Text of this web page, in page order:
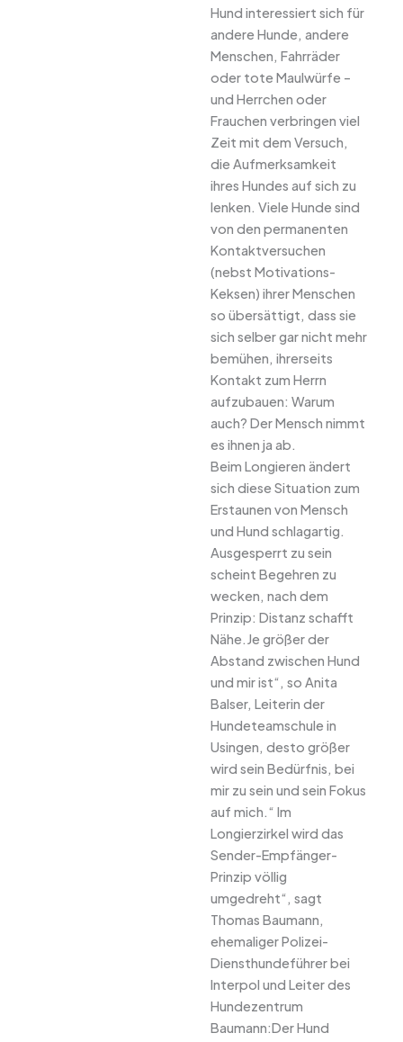
Hund interessiert sich für
andere Hunde, andere
Menschen, Fahrräder
oder tote Maulwürfe –
und Herrchen oder
Frauchen verbringen viel
Zeit mit dem Versuch,
die Aufmerksamkeit
ihres Hundes auf sich zu
lenken. Viele Hunde sind
von den permanenten
Kontaktversuchen
(nebst Motivations-
Keksen) ihrer Menschen
so übersättigt, dass sie
sich selber gar nicht mehr
bemühen, ihrerseits
Kontakt zum Herrn
aufzubauen: Warum
auch? Der Mensch nimmt
es ihnen ja ab.
Beim Longieren ändert
sich diese Situation zum
Erstaunen von Mensch
und Hund schlagartig.
Ausgesperrt zu sein
scheint Begehren zu
wecken, nach dem
Prinzip: Distanz schafft
Nähe.Je größer der
Abstand zwischen Hund
und mir ist“, so Anita
Balser, Leiterin der
Hundeteamschule in
Usingen, desto größer
wird sein Bedürfnis, bei
mir zu sein und sein Fokus
auf mich.“ Im
Longierzirkel wird das
Sender-Empfänger-
Prinzip völlig
umgedreht“, sagt
Thomas Baumann,
ehemaliger Polizei-
Diensthundeführer bei
Interpol und Leiter des
Hundezentrum
Baumann:Der Hund